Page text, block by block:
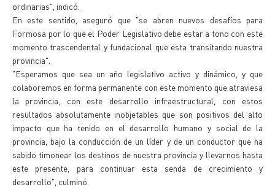
ordinarias", indicó.
En este sentido, aseguró que "se abren nuevos desafíos para
Formosa por lo que el Poder Legislativo debe estar a tono con este
momento trascendental y fundacional que esta transitando nuestra
provincia".
"Esperamos que sea un año legislativo activo y dinámico, y que
colaboremos en forma permanente con este momento que atraviesa
la provincia, con este desarrollo infraestructural, con estos
resultados absolutamente inobjetables que son positivos del alto
impacto que ha tenido en el desarrollo humano y social de la
provincia, bajo la conducción de un líder y de un conductor que ha
sabido timonear los destinos de nuestra provincia y llevarnos hasta
este presente, para continuar esta senda de crecimiento y
desarrollo", culminó.